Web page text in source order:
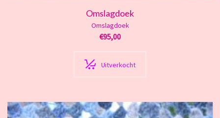
Omslagdoek
Omslagdoek
€95,00
Uitverkocht